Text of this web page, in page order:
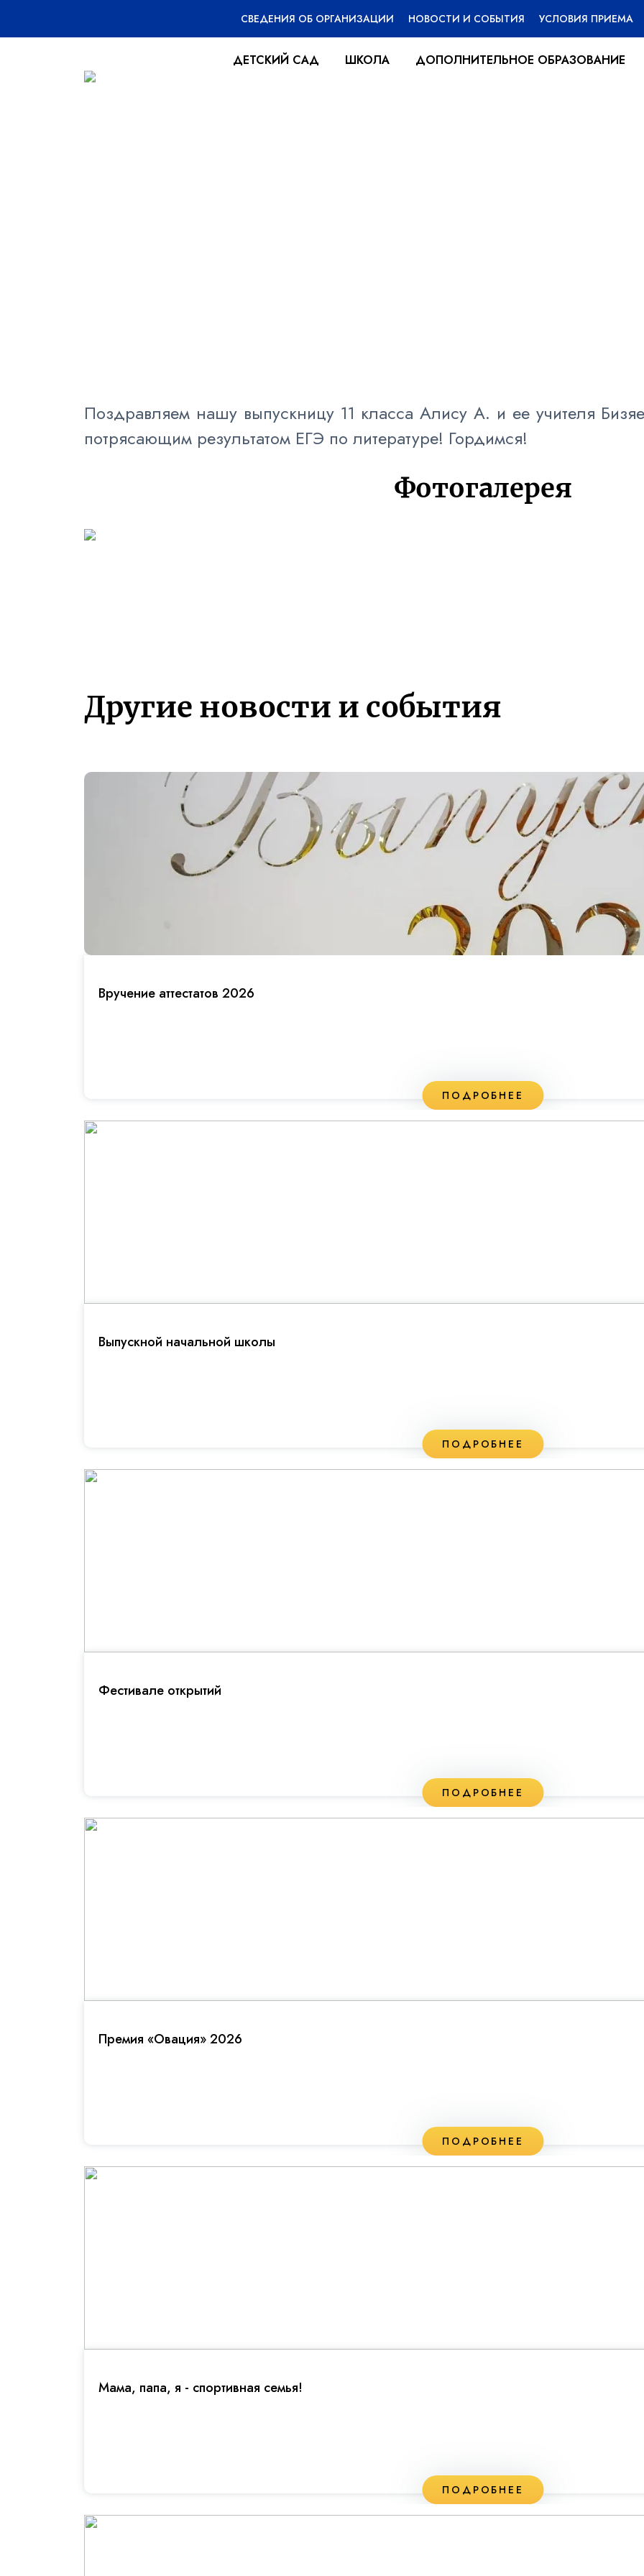
СВЕДЕНИЯ ОБ ОРГАНИЗАЦИИ НОВОСТИ И СОБЫТИЯ УСЛОВИЯ ПРИЕМА
ДЕТСКИЙ САД ШКОЛА ДОПОЛНИТЕЛЬНОЕ ОБРАЗОВАНИЕ
Поздравляем нашу выпускницу 11 класса Алису А. и ее учителя
потрясающим результатом ЕГЭ по литературе! Гордимся!
Фотогалерея
Другие новости и события
Вручение аттестатов 2026
ПОДРОБНЕЕ
Выпускной начальной школы
ПОДРОБНЕЕ
Фестивале открытий
ПОДРОБНЕЕ
Премия «Овация» 2026
ПОДРОБНЕЕ
Мама, папа, я - спортивная семья!
ПОДРОБНЕЕ